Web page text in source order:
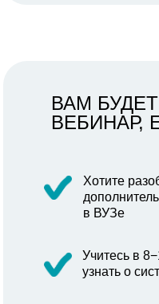
ВАМ
ВЕБИНАР,
Хотите
в ВУЗе
Учитесь в
узнать о